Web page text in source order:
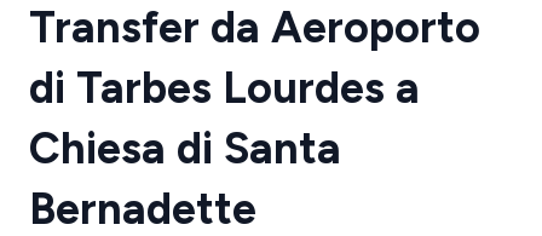
Transfer da Aeroporto
di Tarbes Lourdes a
Chiesa di Santa
Bernadette